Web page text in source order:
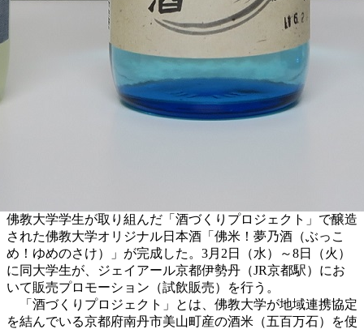
佛教大学学生が取り組んだ「酒づくりプロジェクト」で醸造
された佛教大学オリジナル日本酒「佛米！夢乃酒（ぶっこ
め！ゆめのさけ）」が完成した。3月2日（水）～8日（火）
に同大学生が、ジェイアール京都伊勢丹（JR京都駅）にお
いて販売プロモーション（試飲販売）を行う。
「酒づくりプロジェクト」とは、佛教大学が地域連携協定
を結んでいる京都府南丹市美山町産の酒米（五百万石）を使